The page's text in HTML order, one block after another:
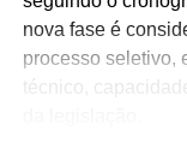
nova fase é
processo seletivo,
técnico,